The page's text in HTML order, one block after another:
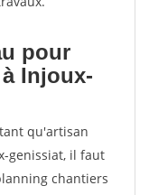
pour
Injoux-
qu'artisan
genissiat, il faut
chantiers